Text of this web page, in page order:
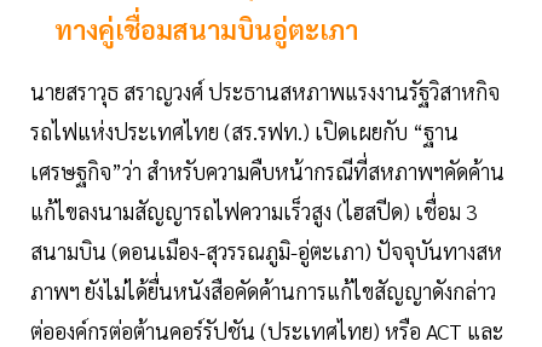
ทางคู่เชื่อมสนามบินอู่ตะเภา
นายสราวุธ สราญวงศ์ ประธานสหภาพแรงงานรัฐวิสาหกิจ
รถไฟแห่งประเทศไทย (สร.รฟท.) เปิดเผยกับ “ฐาน
เศรษฐกิจ”ว่า สำหรับความคืบหน้ากรณีที่สหภาพฯคัดค้าน
แก้ไขลงนามสัญญารถไฟความเร็วสูง (ไฮสปีด) เชื่อม 3
สนามบิน (ดอนเมือง-สุวรรณภูมิ-อู่ตะเภา) ปัจจุบันทางสห
ภาพฯ ยังไม่ได้ยื่นหนังสือคัดค้านการแก้ไขสัญญาดังกล่าว
ต่อองค์กรต่อต้านคอร์รัปชัน (ประเทศไทย) หรือ ACT และ